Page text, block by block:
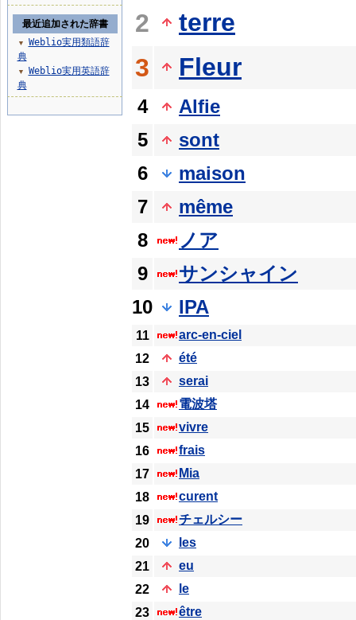
2
terre
3
Fleur
4
Alfie
5
sont
6
maison
7
même
8
ノア
9
サンシャイン
10
IPA
11
arc-en-ciel
12
été
13
serai
14
電波塔
15
vivre
16
frais
17
Mia
18
curent
19
チェルシー
20
les
21
eu
22
le
23
être
最近追加された辞書
▼
Weblio実用類語辞
典
▼
Weblio実用英語辞
典